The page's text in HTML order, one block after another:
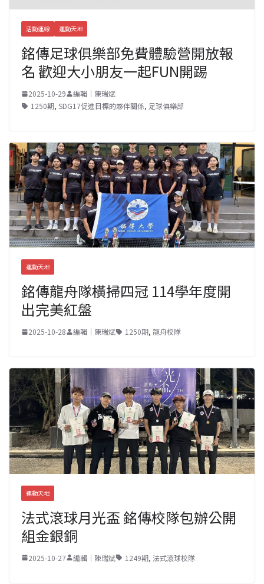
活動連線 運動天地
銘傳足球俱樂部免費體驗營開放報
名 歡迎大小朋友一起FUN開踢
2025-10-29
編輯｜陳瑞斌
1250期, SDG17促進目標的夥伴關係, 足球俱樂部
運動天地
銘傳龍舟隊橫掃四冠 114學年度開
出完美紅盤
2025-10-28 編輯｜陳瑞斌 1250期, 龍舟校隊
運動天地
法式滾球月光盃 銘傳校隊包辦公開
組金銀銅
2025-10-27 編輯｜陳瑞斌 1249期, 法式滾球校隊